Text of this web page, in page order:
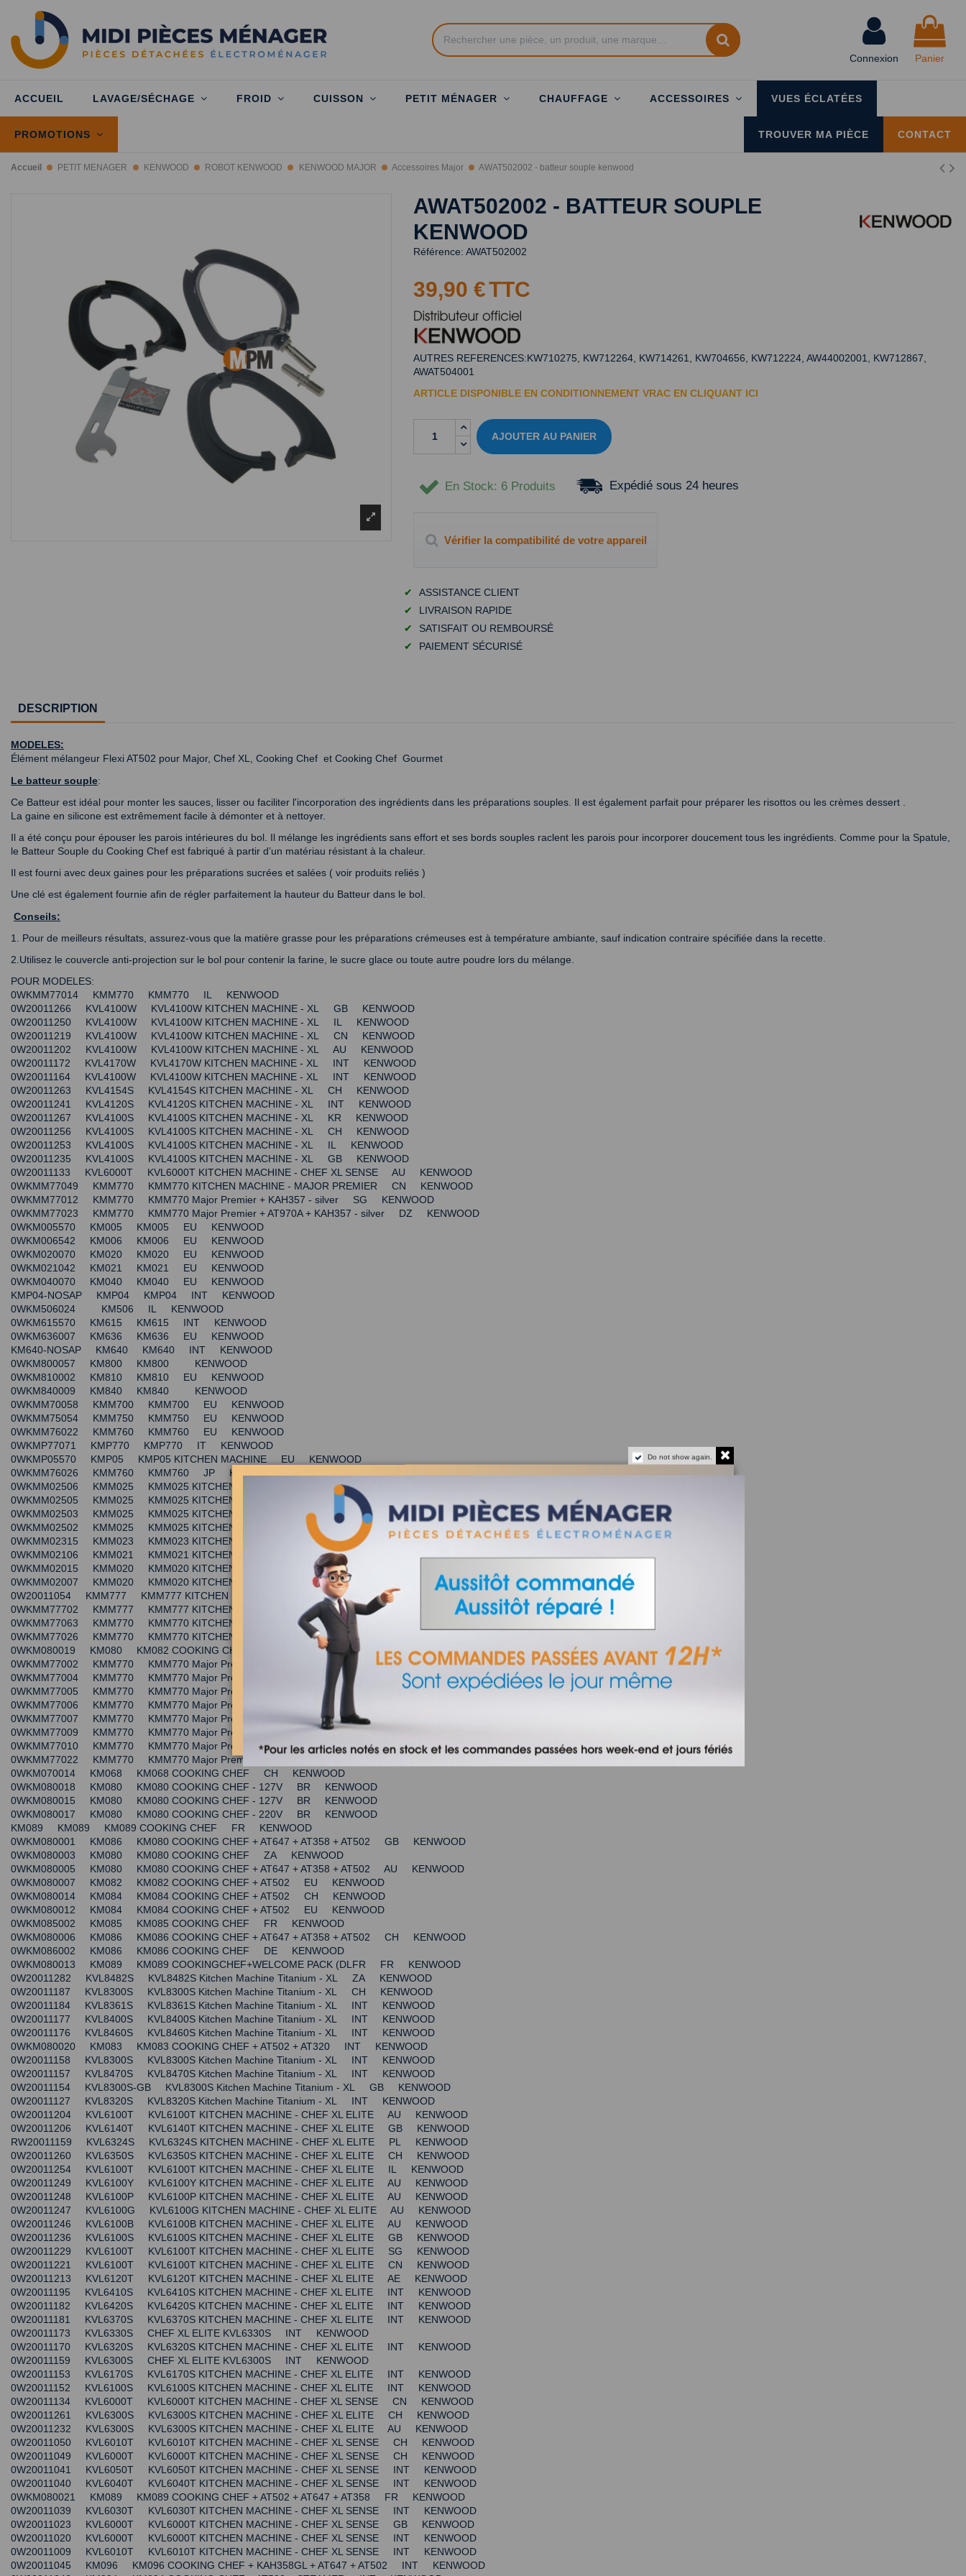
Connexion Panier
ACCUEIL LAVAGE/SÉCHAGE FROID CUISSON PETIT MÉNAGER CHAUFFAGE ACCESSOIRES VUES ÉCLATÉES
PROMOTIONS CONTACT
TROUVER MA PIÈCE
Accueil PETIT MENAGER KENWOOD ROBOT KENWOOD KENWOOD MAJOR Accessoires Major AWAT502002 - batteur souple kenwood
AWAT502002 - BATTEUR SOUPLE
KENWOOD
Référence: AWAT502002
39,90 €TTC
AUTRES REFERENCES:KW710275, KW712264, KW714261, KW704656, KW712224, AW44002001, KW712867,
AWAT504001
ARTICLE DISPONIBLE EN CONDITIONNEMENT VRAC EN CLIQUANT ICI
AJOUTER AU PANIER
En Stock: 6 Produits Expédié sous 24 heures
Vérifier la compatibilité de votre appareil
✔
ASSISTANCE CLIENT
✔
LIVRAISON RAPIDE
✔
SATISFAIT OU REMBOURSÉ
✔
PAIEMENT SÉCURISÉ
DESCRIPTION
MODELES:
Élément mélangeur Flexi AT502 pour Major, Chef XL, Cooking Chef et Cooking Chef Gourmet
Le batteur souple:
Ce Batteur est idéal pour monter les sauces, lisser ou faciliter l'incorporation des ingrédients dans les préparations souples. Il est également parfait pour préparer les risottos ou les crèmes dessert .
La gaine en silicone est extrêmement facile à démonter et à nettoyer.
Il a été conçu pour épouser les parois intérieures du bol. Il mélange les ingrédients sans effort et ses bords souples raclent les parois pour incorporer doucement tous les ingrédients. Comme pour la Spatule,
le Batteur Souple du Cooking Chef est fabriqué à partir d’un matériau résistant à la chaleur.
Il est fourni avec deux gaines pour les préparations sucrées et salées ( voir produits reliés )
Une clé est également fournie afin de régler parfaitement la hauteur du Batteur dans le bol.
Conseils:
1. Pour de meilleurs résultats, assurez-vous que la matière grasse pour les préparations crémeuses est à température ambiante, sauf indication contraire spécifiée dans la recette.
2.Utilisez le couvercle anti-projection sur le bol pour contenir la farine, le sucre glace ou toute autre poudre lors du mélange.
POUR MODELES:
0WKMM77014 KMM770 KMM770 IL KENWOOD
0W20011266 KVL4100W KVL4100W KITCHEN MACHINE - XL GB KENWOOD
0W20011250 KVL4100W KVL4100W KITCHEN MACHINE - XL IL KENWOOD
0W20011219 KVL4100W KVL4100W KITCHEN MACHINE - XL CN KENWOOD
0W20011202 KVL4100W KVL4100W KITCHEN MACHINE - XL AU KENWOOD
0W20011172 KVL4170W KVL4170W KITCHEN MACHINE - XL INT KENWOOD
0W20011164 KVL4100W KVL4100W KITCHEN MACHINE - XL INT KENWOOD
0W20011263 KVL4154S KVL4154S KITCHEN MACHINE - XL CH KENWOOD
0W20011241 KVL4120S KVL4120S KITCHEN MACHINE - XL INT KENWOOD
0W20011267 KVL4100S KVL4100S KITCHEN MACHINE - XL KR KENWOOD
0W20011256 KVL4100S KVL4100S KITCHEN MACHINE - XL CH KENWOOD
0W20011253 KVL4100S KVL4100S KITCHEN MACHINE - XL IL KENWOOD
0W20011235 KVL4100S KVL4100S KITCHEN MACHINE - XL GB KENWOOD
0W20011133 KVL6000T KVL6000T KITCHEN MACHINE - CHEF XL SENSE AU KENWOOD
0WKMM77049 KMM770 KMM770 KITCHEN MACHINE - MAJOR PREMIER CN KENWOOD
0WKMM77012 KMM770 KMM770 Major Premier + KAH357 - silver SG KENWOOD
0WKMM77023 KMM770 KMM770 Major Premier + AT970A + KAH357 - silver DZ KENWOOD
0WKM005570 KM005 KM005 EU KENWOOD
0WKM006542 KM006 KM006 EU KENWOOD
0WKM020070 KM020 KM020 EU KENWOOD
0WKM021042 KM021 KM021 EU KENWOOD
0WKM040070 KM040 KM040 EU KENWOOD
KMP04-NOSAP KMP04 KMP04 INT KENWOOD
0WKM506024 KM506 IL KENWOOD
0WKM615570 KM615 KM615 INT KENWOOD
0WKM636007 KM636 KM636 EU KENWOOD
KM640-NOSAP KM640 KM640 INT KENWOOD
0WKM800057 KM800 KM800 KENWOOD
0WKM810002 KM810 KM810 EU KENWOOD
0WKM840009 KM840 KM840 KENWOOD
0WKMM70058 KMM700 KMM700 EU KENWOOD
0WKMM75054 KMM750 KMM750 EU KENWOOD
0WKMM76022 KMM760 KMM760 EU KENWOOD
0WKMP77071 KMP770 KMP770 IT KENWOOD
0WKMP05570 KMP05 KMP05 KITCHEN MACHINE EU KENWOOD
0WKMM76026 KMM760 KMM760 JP KENWOOD
0WKMM02506 KMM025 KMM025 KITCHEN MACHINE - WHITE - MEGA PACK SA KENWOOD
0WKMM02505 KMM025 KMM025 KITCHEN MACHINE - WHITE AU KENWOOD
0WKMM02503 KMM025 KMM025 KITCHEN MACHINE - WHITE + AT339 ZA KENWOOD
0WKMM02502 KMM025 KMM025 KITCHEN MACHINE - WHITE INT KENWOOD
0WKMM02315 KMM023 KMM023 KITCHEN MACHINE US KENWOOD
0WKMM02106 KMM021 KMM021 KITCHEN MACHINE - STAINLESS STEEL + K-BEATER + POWER WHISK + DOUGH HOOK US KENWOOD
0WKMM02015 KMM020 KMM020 KITCHEN MACHINE US KENWOOD
0WKMM02007 KMM020 KMM020 KITCHEN MACHINE EU KENWOOD
0W20011054 KMM777 KMM777 KITCHEN MACHINE - MAJOR - GRAPHITE + 357 + 950A + 320A GB KENWOOD
0WKMM77702 KMM777 KMM777 KITCHEN MACHINE - MAJOR - GRAPHITE + AT358 EU KENWOOD
0WKMM77063 KMM770 KMM770 KITCHEN MACHINE - MAJOR PREMIER KR KENWOOD
0WKMM77026 KMM770 KMM770 KITCHEN MACHINE - MAJOR PREMIER JP KENWOOD
0WKM080019 KM080 KM082 COOKING CHEF + AT502 GB KENWOOD
0WKMM77002 KMM770 KMM770 Major Premier - silver EU KENWOOD
0WKMM77004 KMM770 KMM770 Major Premier + AT337 - silver EU KENWOOD
0WKMM77005 KMM770 KMM770 Major Premier + AT358 + AT950 - silver AU KENWOOD
0WKMM77006 KMM770 KMM770 Major Premier + AT358 - silver EU KENWOOD
0WKMM77007 KMM770 KMM770 Major Premier + AT358 - silver GB KENWOOD
0WKMM77009 KMM770 KMM770 Major Premier + AT358 + AT320A + AT950B - silver AE KENWOOD
0WKMM77010 KMM770 KMM770 Major Premier EU KENWOOD
0WKMM77022 KMM770 KMM770 Major Premier + AT358 + AT950 - silver EU KENWOOD
0WKM070014 KM068 KM068 COOKING CHEF CH KENWOOD
0WKM080018 KM080 KM080 COOKING CHEF - 127V BR KENWOOD
0WKM080015 KM080 KM080 COOKING CHEF - 127V BR KENWOOD
0WKM080017 KM080 KM080 COOKING CHEF - 220V BR KENWOOD
KM089 KM089 KM089 COOKING CHEF FR KENWOOD
0WKM080001 KM086 KM080 COOKING CHEF + AT647 + AT358 + AT502 GB KENWOOD
0WKM080003 KM080 KM080 COOKING CHEF ZA KENWOOD
0WKM080005 KM080 KM080 COOKING CHEF + AT647 + AT358 + AT502 AU KENWOOD
0WKM080007 KM082 KM082 COOKING CHEF + AT502 EU KENWOOD
0WKM080014 KM084 KM084 COOKING CHEF + AT502 CH KENWOOD
0WKM080012 KM084 KM084 COOKING CHEF + AT502 EU KENWOOD
0WKM085002 KM085 KM085 COOKING CHEF FR KENWOOD
0WKM080006 KM086 KM086 COOKING CHEF + AT647 + AT358 + AT502 CH KENWOOD
0WKM086002 KM086 KM086 COOKING CHEF DE KENWOOD
0WKM080013 KM089 KM089 COOKINGCHEF+WELCOME PACK (DLFR FR KENWOOD
0W20011282 KVL8482S KVL8482S Kitchen Machine Titanium - XL ZA KENWOOD
0W20011187 KVL8300S KVL8300S Kitchen Machine Titanium - XL CH KENWOOD
0W20011184 KVL8361S KVL8361S Kitchen Machine Titanium - XL INT KENWOOD
0W20011177 KVL8400S KVL8400S Kitchen Machine Titanium - XL INT KENWOOD
0W20011176 KVL8460S KVL8460S Kitchen Machine Titanium - XL INT KENWOOD
0WKM080020 KM083 KM083 COOKING CHEF + AT502 + AT320 INT KENWOOD
0W20011158 KVL8300S KVL8300S Kitchen Machine Titanium - XL INT KENWOOD
0W20011157 KVL8470S KVL8470S Kitchen Machine Titanium - XL INT KENWOOD
0W20011154 KVL8300S-GB KVL8300S Kitchen Machine Titanium - XL GB KENWOOD
0W20011127 KVL8320S KVL8320S Kitchen Machine Titanium - XL INT KENWOOD
0W20011204 KVL6100T KVL6100T KITCHEN MACHINE - CHEF XL ELITE AU KENWOOD
0W20011206 KVL6140T KVL6140T KITCHEN MACHINE - CHEF XL ELITE GB KENWOOD
RW20011159 KVL6324S KVL6324S KITCHEN MACHINE - CHEF XL ELITE PL KENWOOD
0W20011260 KVL6350S KVL6350S KITCHEN MACHINE - CHEF XL ELITE CH KENWOOD
0W20011254 KVL6100T KVL6100T KITCHEN MACHINE - CHEF XL ELITE IL KENWOOD
0W20011249 KVL6100Y KVL6100Y KITCHEN MACHINE - CHEF XL ELITE AU KENWOOD
0W20011248 KVL6100P KVL6100P KITCHEN MACHINE - CHEF XL ELITE AU KENWOOD
0W20011247 KVL6100G KVL6100G KITCHEN MACHINE - CHEF XL ELITE AU KENWOOD
0W20011246 KVL6100B KVL6100B KITCHEN MACHINE - CHEF XL ELITE AU KENWOOD
0W20011236 KVL6100S KVL6100S KITCHEN MACHINE - CHEF XL ELITE GB KENWOOD
0W20011229 KVL6100T KVL6100T KITCHEN MACHINE - CHEF XL ELITE SG KENWOOD
0W20011221 KVL6100T KVL6100T KITCHEN MACHINE - CHEF XL ELITE CN KENWOOD
0W20011213 KVL6120T KVL6120T KITCHEN MACHINE - CHEF XL ELITE AE KENWOOD
0W20011195 KVL6410S KVL6410S KITCHEN MACHINE - CHEF XL ELITE INT KENWOOD
0W20011182 KVL6420S KVL6420S KITCHEN MACHINE - CHEF XL ELITE INT KENWOOD
0W20011181 KVL6370S KVL6370S KITCHEN MACHINE - CHEF XL ELITE INT KENWOOD
0W20011173 KVL6330S CHEF XL ELITE KVL6330S INT KENWOOD
0W20011170 KVL6320S KVL6320S KITCHEN MACHINE - CHEF XL ELITE INT KENWOOD
0W20011159 KVL6300S CHEF XL ELITE KVL6300S INT KENWOOD
0W20011153 KVL6170S KVL6170S KITCHEN MACHINE - CHEF XL ELITE INT KENWOOD
0W20011152 KVL6100S KVL6100S KITCHEN MACHINE - CHEF XL ELITE INT KENWOOD
0W20011134 KVL6000T KVL6000T KITCHEN MACHINE - CHEF XL SENSE CN KENWOOD
0W20011261 KVL6300S KVL6300S KITCHEN MACHINE - CHEF XL ELITE CH KENWOOD
0W20011232 KVL6300S KVL6300S KITCHEN MACHINE - CHEF XL ELITE AU KENWOOD
0W20011050 KVL6010T KVL6010T KITCHEN MACHINE - CHEF XL SENSE CH KENWOOD
0W20011049 KVL6000T KVL6000T KITCHEN MACHINE - CHEF XL SENSE CH KENWOOD
0W20011041 KVL6050T KVL6050T KITCHEN MACHINE - CHEF XL SENSE INT KENWOOD
0W20011040 KVL6040T KVL6040T KITCHEN MACHINE - CHEF XL SENSE INT KENWOOD
0WKM080021 KM089 KM089 COOKING CHEF + AT502 + AT647 + AT358 FR KENWOOD
0W20011039 KVL6030T KVL6030T KITCHEN MACHINE - CHEF XL SENSE INT KENWOOD
0W20011023 KVL6000T KVL6000T KITCHEN MACHINE - CHEF XL SENSE GB KENWOOD
0W20011020 KVL6000T KVL6000T KITCHEN MACHINE - CHEF XL SENSE INT KENWOOD
0W20011009 KVL6010T KVL6010T KITCHEN MACHINE - CHEF XL SENSE INT KENWOOD
0W20011045 KM096 KM096 COOKING CHEF + KAH358GL + AT647 + AT502 INT KENWOOD
Do not show again.